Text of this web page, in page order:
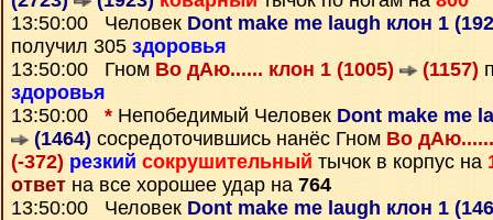
13:50:00 Человек Dont make me laugh клон 1
получил 305 здоровья
13:50:00 Гном Во дАю...... клон 1 (1005) (1157)
здоровья
13:50:00 * Непобедимый Человек Dont make me
(1464) сосредоточившись нанёс Гном Во
(-372) резкий сокрушительный тычок в корпус на
ответ на все хорошее удар на 764
13:50:00 Человек Dont make me laugh клон 1